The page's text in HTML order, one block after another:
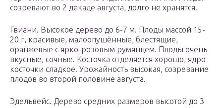
созревают во 2 декаде августа, долго не хранятся.
Гвиани. Высокое дерево до 6-7 м. Плоды массой 15-
20 г, красивые, малоопушённые, блестящие,
оранжевые с ярко-розовым румянцем. Плоды очень
вкусные, сочные. Косточка отделяется хорошо, ядро
косточки сладкое. Урожайность высокая, созревание
плодов во второй половине августа.
Эдельвейс. Дерево средних размеров высотой до 3